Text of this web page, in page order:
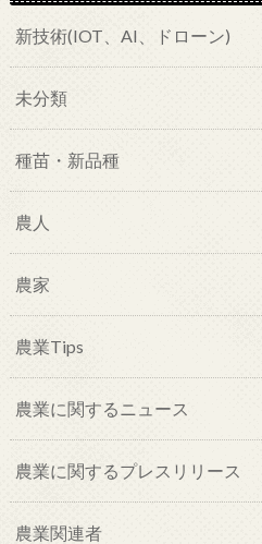
新技術(IOT、AI、ドローン)
未分類
種苗・新品種
農人
農家
農業Tips
農業に関するニュース
農業に関するプレスリリース
農業関連者